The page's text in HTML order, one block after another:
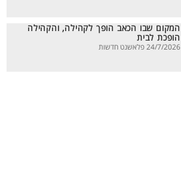
המקום שבו הכאב הופך לקהילה, והקהילה
הופכת לבית
24/7/2026 פלאשנט חדשות